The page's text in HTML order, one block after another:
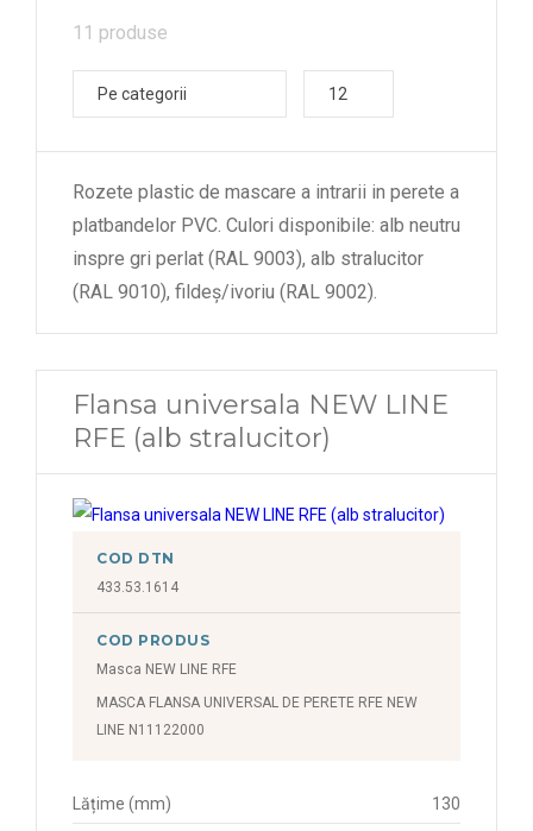
11 produse
Pe categorii 12
Rozete plastic de mascare a intrarii in perete a
platbandelor PVC. Culori disponibile: alb neutru
inspre gri perlat (RAL 9003), alb stralucitor
(RAL 9010), fildeș/ivoriu (RAL 9002).
Flansa universala NEW LINE
RFE (alb stralucitor)
COD DTN
433.53.1614
COD PRODUS
Masca NEW LINE RFE
MASCA FLANSA UNIVERSAL DE PERETE RFE NEW
LINE N11122000
Lățime (mm) 130